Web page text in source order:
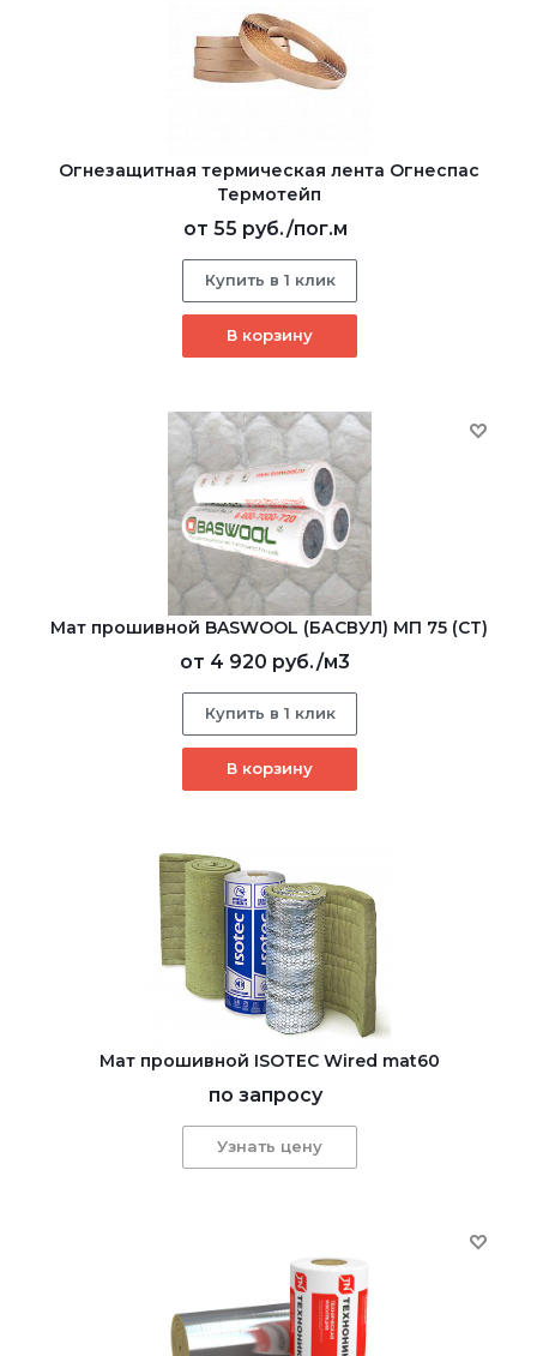
Огнезащитная термическая лента Огнеспас
Термотейп
от 55 руб./пог.м
Купить в 1 клик
В корзину
Мат прошивной BASWOOL (БАСВУЛ) МП 75 (СТ)
от 4 920 руб./м3
Купить в 1 клик
В корзину
Мат прошивной ISOTEC Wired mat60
по запросу
Узнать цену